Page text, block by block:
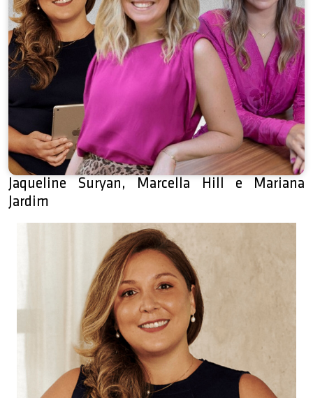
Jaqueline Suryan, Marcella Hill e Mariana
Jardim